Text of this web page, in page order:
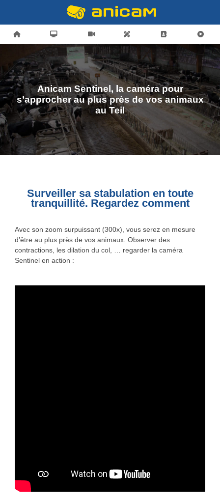
Anicam Sentinel, la caméra pour
s’approcher au plus près de vos animaux
au Teil
Surveiller sa stabulation en toute
tranquillité. Regardez comment
Avec son zoom surpuissant (300x), vous serez en mesure
d’être au plus près de vos animaux. Observer des
contractions, les dilation du col, … regarder la caméra
Sentinel en action :